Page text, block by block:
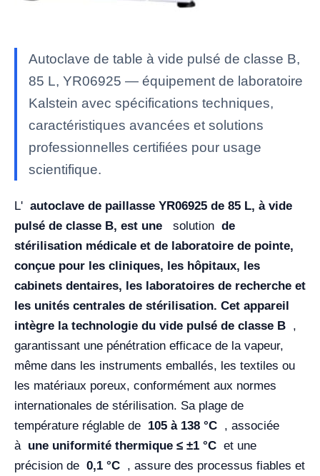
Autoclave de table à vide pulsé de classe B,
85 L, YR06925 — équipement de laboratoire
Kalstein avec spécifications techniques,
caractéristiques avancées et solutions
professionnelles certifiées pour usage
scientifique.
L' autoclave de paillasse YR06925 de 85 L, à vide
pulsé de classe B, est une
solution de
stérilisation médicale et de laboratoire de pointe,
conçue pour les cliniques, les hôpitaux, les
cabinets dentaires, les laboratoires de recherche et
les unités centrales de stérilisation. Cet appareil
intègre la technologie du vide pulsé de classe B ,
garantissant une pénétration efficace de la vapeur,
même dans les instruments emballés, les textiles ou
les matériaux poreux, conformément aux normes
internationales de stérilisation. Sa plage de
température réglable de 105 à 138 °C , associée
à une uniformité thermique ≤ ±1 °C et une
précision de 0,1 °C , assure des processus fiables et